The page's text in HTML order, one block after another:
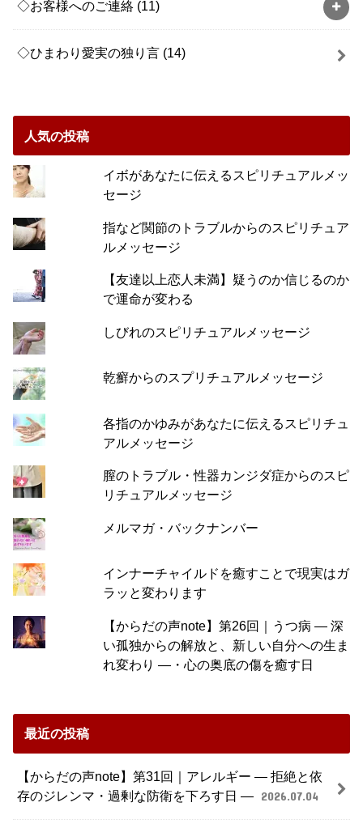
◇お客様へのご連絡 (11)
◇ひまわり愛実の独り言 (14)
人気の投稿
イボがあなたに伝えるスピリチュアルメッ
セージ
指など関節のトラブルからのスピリチュア
ルメッセージ
【友達以上恋人未満】疑うのか信じるのか
で運命が変わる
しびれのスピリチュアルメッセージ
乾癬からのスプリチュアルメッセージ
各指のかゆみがあなたに伝えるスピリチュ
アルメッセージ
膣のトラブル・性器カンジダ症からのスピ
リチュアルメッセージ
メルマガ・バックナンバー
インナーチャイルドを癒すことで現実はガ
ラッと変わります
【からだの声note】第26回｜うつ病 ― 深
い孤独からの解放と、新しい自分への生ま
れ変わり ―・心の奥底の傷を癒す日
最近の投稿
【からだの声note】第31回｜アレルギー ― 拒絶と依
存のジレンマ・過剰な防衛を下ろす日 ― 2026.07.04